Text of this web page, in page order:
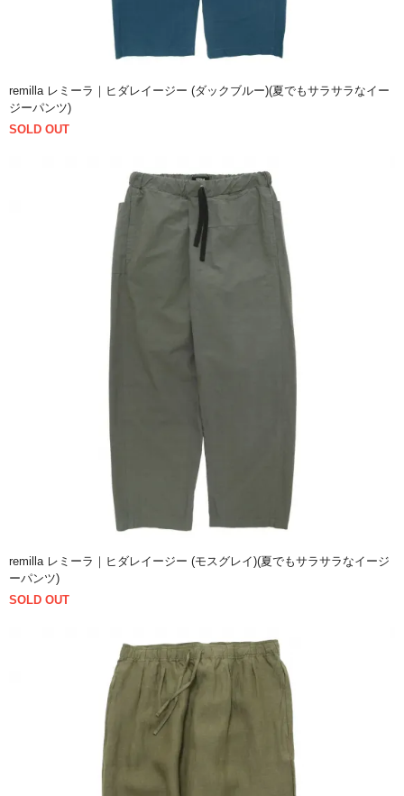
remilla レミーラ｜ヒダレイージー (ダックブルー)(夏でもサラサラなイー
ジーパンツ)
SOLD OUT
remilla レミーラ｜ヒダレイージー (モスグレイ)(夏でもサラサラなイージ
ーパンツ)
SOLD OUT